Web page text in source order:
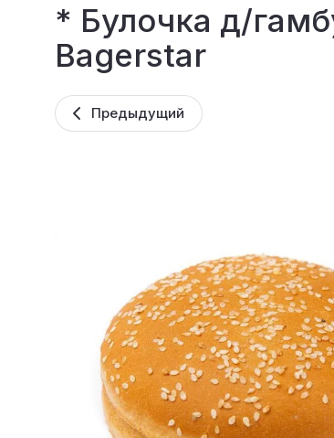
* Булочка д/
Bagerstar
Предыдущий